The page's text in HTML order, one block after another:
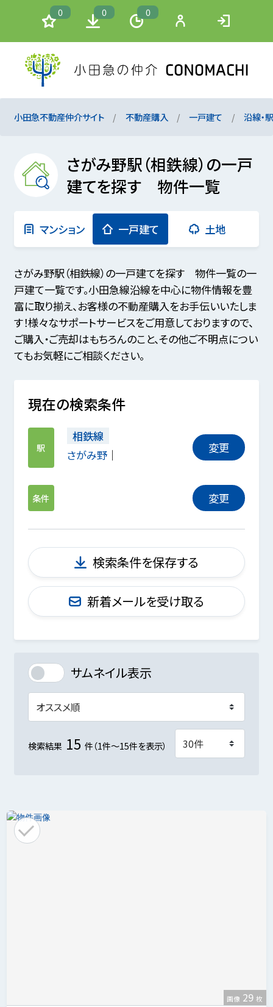
0 0 0
小田急不動産仲介サイト 不動産購入 一戸建て 沿線・
さがみ野駅（相鉄線）の一戸
建てを探す 物件一覧
マンション 一戸建て 土地
さがみ野駅（相鉄線）の一戸建てを探す 物件一覧の一
戸建て一覧です。小田急線沿線を中心に物件情報を豊
富に取り揃え、お客様の不動産購入をお手伝いいたしま
す！様々なサポートサービスをご用意しておりますので、
ご購入・ご売却はもちろんのこと、その他ご不明点につい
てもお気軽にご相談ください。
現在の検索条件
駅
相鉄線
さがみ野
変更
条件 変更
検索条件を保存する
新着メールを受け取る
サムネイル表示
検索結果 15 件（1件～15件を表示）
画像 29 枚